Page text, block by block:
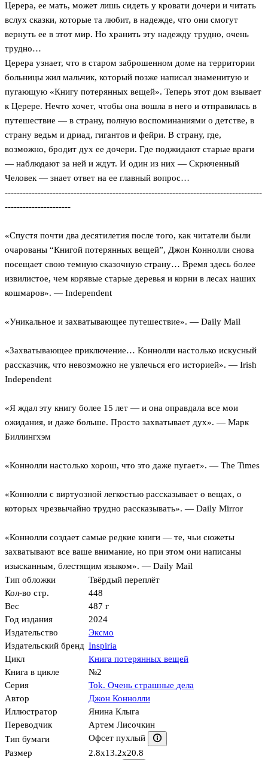
Церера, ее мать, может лишь сидеть у кровати дочери и читать
вслух сказки, которые та любит, в надежде, что они смогут
вернуть ее в этот мир. Но хранить эту надежду трудно, очень
трудно…
Церера узнает, что в старом заброшенном доме на территории
больницы жил мальчик, который позже написал знаменитую и
пугающую «Книгу потерянных вещей». Теперь этот дом взывает
к Церере. Нечто хочет, чтобы она вошла в него и отправилась в
путешествие — в страну, полную воспоминаниями о детстве, в
страну ведьм и дриад, гигантов и фейри. В страну, где,
возможно, бродит дух ее дочери. Где поджидают старые враги
— наблюдают за ней и ждут. И один из них — Скрюченный
Человек — знает ответ на ее главный вопрос…
--------------------------------------------------------------------------------------
----------------------
«Спустя почти два десятилетия после того, как читатели были
очарованы “Книгой потерянных вещей”, Джон Коннолли снова
посещает свою темную сказочную страну… Время здесь более
извилистое, чем корявые старые деревья и корни в лесах наших
кошмаров». — Independent
«Уникальное и захватывающее путешествие». — Daily Mail
«Захватывающее приключение… Коннолли настолько искусный
рассказчик, что невозможно не увлечься его историей». — Irish
Independent
«Я ждал эту книгу более 15 лет — и она оправдала все мои
ожидания, и даже больше. Просто захватывает дух». — Марк
Биллингхэм
«Коннолли настолько хорош, что это даже пугает». — The Times
«Коннолли с виртуозной легкостью рассказывает о вещах, о
которых чрезвычайно трудно рассказывать». — Daily Mirror
«Коннолли создает самые редкие книги — те, чьи сюжеты
захватывают все ваше внимание, но при этом они написаны
изысканным, блестящим языком». — Daily Mail
Тип обложки
Твёрдый переплёт
Кол-во стр.
448
Вес
487 г
Год издания
2024
Издательство
Эксмо
Издательский бренд Inspiria
Цикл
Книга потерянных вещей
Книга в цикле
№2
Серия
Tok. Очень страшные дела
Автор
Джон Коннолли
Иллюстратор
Янина Клыга
Переводчик
Артем Лисочкин
Тип бумаги
Офсет пухлый
Размер
2.8x13.2x20.8